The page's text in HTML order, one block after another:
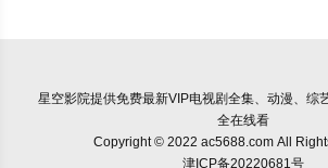
星空影院提供免费最新VIP电视剧全集、动漫、综
全在线看
Copyright © 2022 ac5688.com All
津ICP备20220681号